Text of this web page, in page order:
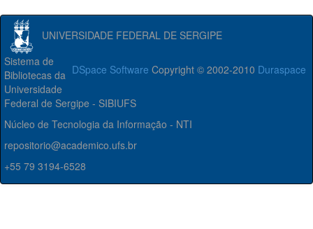
UNIVERSIDADE FEDERAL DE SERGIPE
DSpace Software Copyright © 2002-2010 Duraspace
Sistema de
Bibliotecas da
Universidade
Federal de Sergipe - SIBIUFS
Núcleo de Tecnologia da Informação - NTI
repositorio@academico.ufs.br
+55 79 3194-6528